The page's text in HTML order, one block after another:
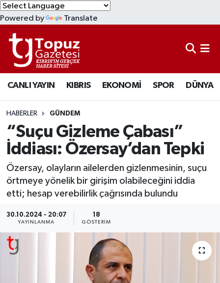
Powered by Translate
CANLI YAYIN KIBRIS EKONOMİ SPOR DÜNYA
HABERLER GÜNDEM
“Suçu Gizleme Çabası”
İddiası: Özersay’dan Tepki
Özersay, olayların ailelerden gizlenmesinin, suçu
örtmeye yönelik bir girişim olabileceğini iddia
etti; hesap verebilirlik çağrısında bulundu
30.10.2024 - 20:07
YAYINLANMA
18
GÖSTERIM
KIBRIS
DÜNYA
EKONOMİ
MAGAZİN
SAĞLIK
TEKNOLOJİ
TÜRKİYE
Lefkoşa Nöbetçi Eczaneler
Lefkoşa Hava Durumu
Lefkoşa Trafik Yoğunluk Haritası
Süper Lig Puan Durumu ve Fikstür
Tüm Manşetler
Son Dakika Haberleri
Haber Arşivi